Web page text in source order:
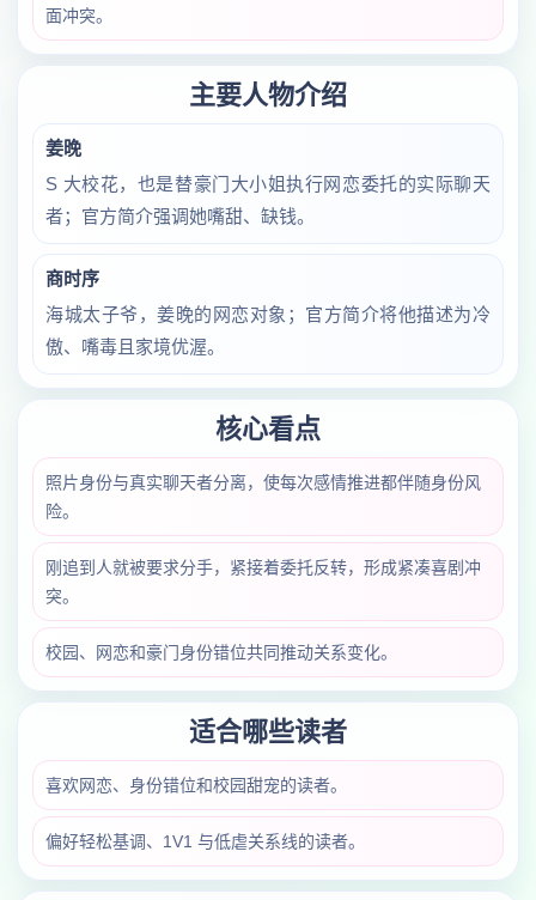
面冲突。
主要人物介绍
姜晚
S 大校花，也是替豪门大小姐执行网恋委托的实际聊天
者；官方简介强调她嘴甜、缺钱。
商时序
海城太子爷，姜晚的网恋对象；官方简介将他描述为冷
傲、嘴毒且家境优渥。
核心看点
照片身份与真实聊天者分离，使每次感情推进都伴随身份风
险。
刚追到人就被要求分手，紧接着委托反转，形成紧凑喜剧冲
突。
校园、网恋和豪门身份错位共同推动关系变化。
适合哪些读者
喜欢网恋、身份错位和校园甜宠的读者。
偏好轻松基调、1V1 与低虐关系线的读者。